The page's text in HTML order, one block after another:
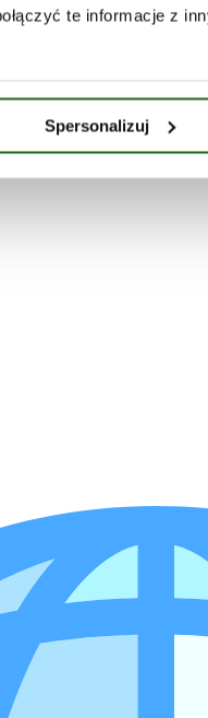
te informacje z
Spersonalizuj